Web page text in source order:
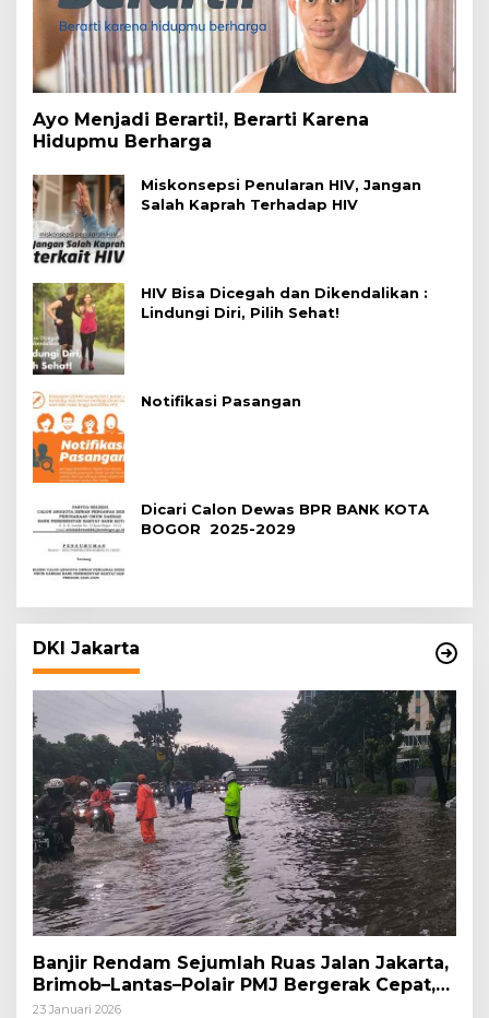
Ayo Menjadi Berarti!, Berarti Karena
Hidupmu Berharga
Miskonsepsi Penularan HIV, Jangan
Salah Kaprah Terhadap HIV
HIV Bisa Dicegah dan Dikendalikan :
Lindungi Diri, Pilih Sehat!
Notifikasi Pasangan
Dicari Calon Dewas BPR BANK KOTA
BOGOR 2025-2029
DKI Jakarta
Banjir Rendam Sejumlah Ruas Jalan Jakarta,
Brimob–Lantas–Polair PMJ Bergerak Cepat,
Polri Siagakan 128.247 Personel Secara
23 Januari 2026